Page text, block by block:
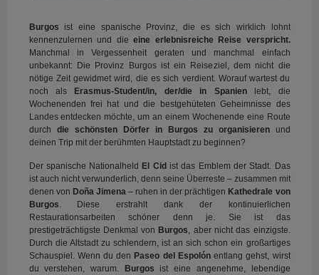
Burgos ist eine spanische Provinz, die es sich wirklich lohnt
kennenzulernen und die eine erlebnisreiche Reise verspricht.
Manchmal in Vergessenheit geraten und manchmal einfach
unbekannt: Die Provinz Burgos ist ein Reiseziel, dem nicht die
nötige Zeit gewidmet wird, die es sich verdient. Worauf wartest du
noch als Erasmus-Student/in, der/die in Spanienlebt, die
Wochenenden frei hat und die bestgehüteten Geheimnisse des
Landes entdecken möchte, um an einem Wochenende eine Route
durch die schönsten Dörfer in Burgos zu organisieren
und
deinen Trip mit der berühmten Hauptstadt zu beginnen?
Der spanische Nationalheld El Cidist das Emblem der Stadt. Das
ist auch nicht verwunderlich, denn seine Überreste – zusammen mit
denen von Doña Jimena – ruhen in der prächtigen Kathedrale von
Burgos . Diese erstrahlt dank der kontinuierlichen
Restaurationsarbeiten schöner denn je. Sie ist das
prestigeträchtigste Denkmal von Burgos , aber nicht das einzigste.
Durch die Altstadt zu schlendern, ist an sich schon ein großartiges
Schauspiel. Wenn du den Paseo del Espolónentlang gehst, wirst
du verstehen, warum. Burgos ist eine angenehme, lebendige